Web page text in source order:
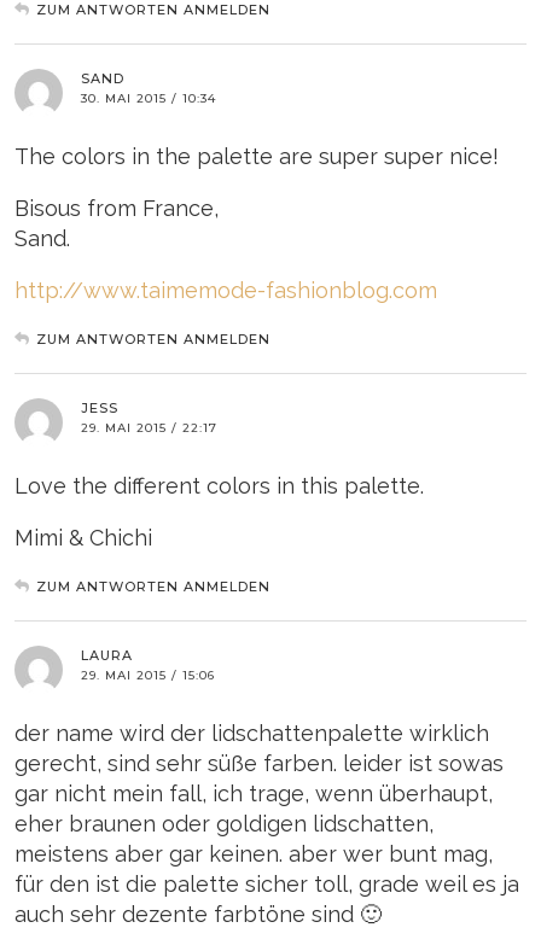
ZUM ANTWORTEN ANMELDEN
SAND
30. MAI 2015 / 10:34
The colors in the palette are super super nice!
Bisous from France,
Sand.
http://www.taimemode-fashionblog.com
ZUM ANTWORTEN ANMELDEN
JESS
29. MAI 2015 / 22:17
Love the different colors in this palette.
Mimi & Chichi
ZUM ANTWORTEN ANMELDEN
LAURA
29. MAI 2015 / 15:06
der name wird der lidschattenpalette wirklich
gerecht, sind sehr süße farben. leider ist sowas
gar nicht mein fall, ich trage, wenn überhaupt,
eher braunen oder goldigen lidschatten,
meistens aber gar keinen. aber wer bunt mag,
für den ist die palette sicher toll, grade weil es ja
auch sehr dezente farbtöne sind 🙂